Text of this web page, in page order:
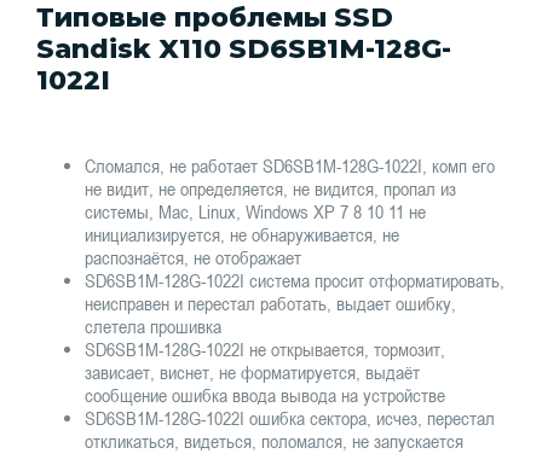
Типовые проблемы SSD
Sandisk X110 SD6SB1M-128G-
1022I
Сломался, не работает SD6SB1M-128G-1022I, комп его
не видит, не определяется, не видится, пропал из
системы, Mac, Linux, Windows XP 7 8 10 11 не
инициализируется, не обнаруживается, не
распознаётся, не отображает
SD6SB1M-128G-1022I система просит отформатировать,
неисправен и перестал работать, выдает ошибку,
слетела прошивка
SD6SB1M-128G-1022I не открывается, тормозит,
зависает, виснет, не форматируется, выдаёт
сообщение ошибка ввода вывода на устройстве
SD6SB1M-128G-1022I ошибка сектора, исчез, перестал
откликаться, видеться, поломался, не запускается